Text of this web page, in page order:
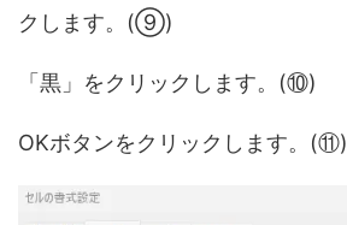
クします。(⑨)
「黒」をクリックします。(⑩)
OKボタンをクリックします。(⑪)